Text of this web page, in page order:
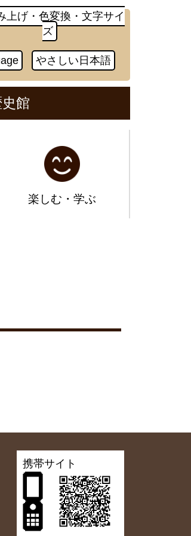
上げ・色変換・文字サイ
ズ
やさしい日本語
館
楽しむ・学ぶ
携帯サイト